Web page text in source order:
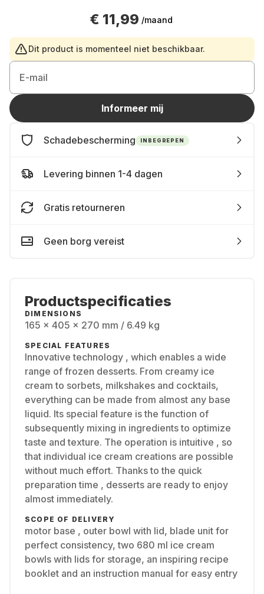
€ 11,99 /maand
Dit product is momenteel niet beschikbaar.
E-mail
Informeer mij
Schadebescherming INBEGREPEN
Levering binnen 1-4 dagen
Gratis retourneren
Geen borg vereist
Productspecificaties
DIMENSIONS
165 x 405 x 270 mm / 6.49 kg
SPECIAL FEATURES
Innovative technology , which enables a wide
range of frozen desserts. From creamy ice
cream to sorbets, milkshakes and cocktails,
everything can be made from almost any base
liquid. Its special feature is the function of
subsequently mixing in ingredients to optimize
taste and texture. The operation is intuitive , so
that individual ice cream creations are possible
without much effort. Thanks to the quick
preparation time , desserts are ready to enjoy
almost immediately.
SCOPE OF DELIVERY
motor base , outer bowl with lid, blade unit for
perfect consistency, two 680 ml ice cream
bowls with lids for storage, an inspiring recipe
booklet and an instruction manual for easy entry